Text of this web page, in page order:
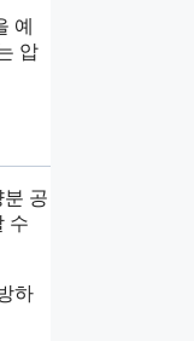
예
압
공
수
하